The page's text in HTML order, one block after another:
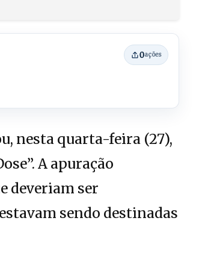
0ações
nesta quarta-feira (27),
A apuração
deveriam ser
sendo destinadas